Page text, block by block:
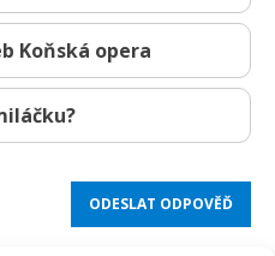
Koňská opera